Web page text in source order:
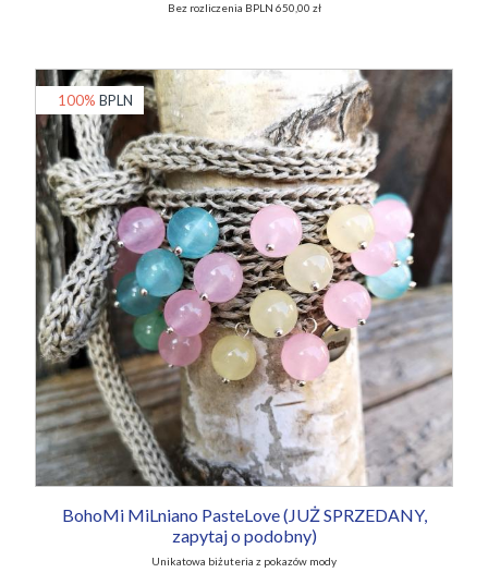
Bez rozliczenia BPLN 650,00 zł
100% BPLN
BohoMi MiLniano PasteLove (JUŻ SPRZEDANY,
zapytaj o podobny)
Unikatowa biżuteria z pokazów mody